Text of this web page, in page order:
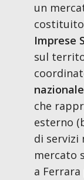
un
Imprese
sul
che
esterno
di servizi
mercato
a Ferrara